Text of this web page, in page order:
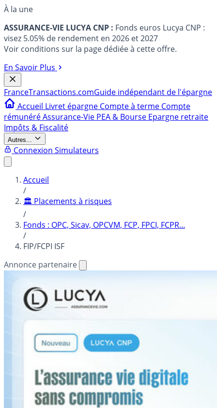
À la une
ASSURANCE-VIE LUCYA CNP : Fonds euros Lucya CNP :
visez 5.05% de rendement en 2026 et 2027
Voir conditions sur la page dédiée à cette offre.
En Savoir Plus
FranceTransactions.comGuide indépendant de l'épargne
Accueil Livret épargne Compte à terme Compte
rémunéréAssurance-Vie PEA & Bourse Epargne retraite
Impôts & Fiscalité
Autres...
Connexion Simulateurs
Accueil
/
🏛️ Placements à risques
/
Fonds : OPC, Sicav, OPCVM, FCP, FPCI, FCPR...
/
FIP/FCPI ISF
Annonce partenaire